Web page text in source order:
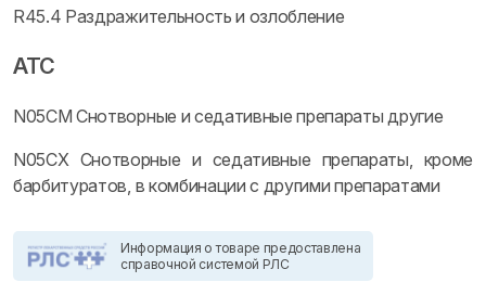
R45.4 Раздражительность и озлобление
ATC
N05CM Снотворные и седативные препараты другие
N05CX Снотворные и седативные препараты, кроме
барбитуратов, в комбинации с другими препаратами
Информация о товаре предоставлена
справочной системой РЛС